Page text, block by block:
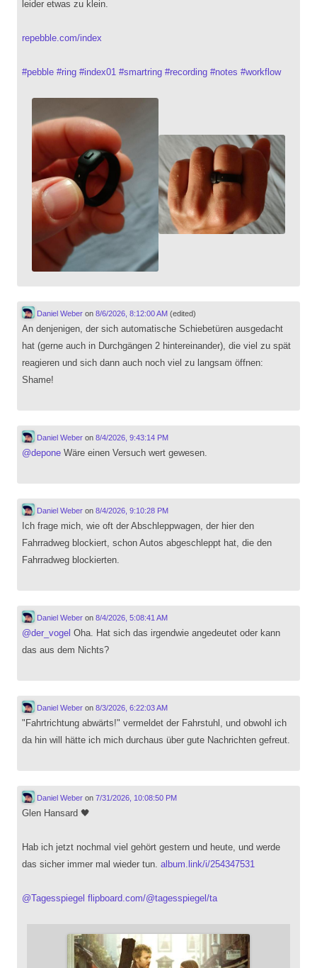
leider etwas zu klein.
repebble.com/index
#pebble #ring #index01 #smartring #recording #notes #workflow
Daniel Weberon 8/6/2026, 8:12:00 AM (edited)
An denjenigen, der sich automatische Schiebetüren ausgedacht
hat (gerne auch in Durchgängen 2 hintereinander), die viel zu spät
reagieren und sich dann auch noch viel zu langsam öffnen:
Shame!
Daniel Weberon 8/4/2026, 9:43:14 PM
@depone Wäre einen Versuch wert gewesen.
Daniel Weberon 8/4/2026, 9:10:28 PM
Ich frage mich, wie oft der Abschleppwagen, der hier den
Fahrradweg blockiert, schon Autos abgeschleppt hat, die den
Fahrradweg blockierten.
Daniel Weberon 8/4/2026, 5:08:41 AM
@der_vogel Oha. Hat sich das irgendwie angedeutet oder kann
das aus dem Nichts?
Daniel Weberon 8/3/2026, 6:22:03 AM
"Fahrtrichtung abwärts!" vermeldet der Fahrstuhl, und obwohl ich
da hin will hätte ich mich durchaus über gute Nachrichten gefreut.
Daniel Weberon 7/31/2026, 10:08:50 PM
Glen Hansard 🖤
Hab ich jetzt nochmal viel gehört gestern und heute, und werde
das sicher immer mal wieder tun. album.link/i/254347531
@Tagesspiegel flipboard.com/@tagesspiegel/ta